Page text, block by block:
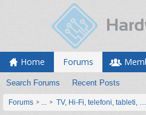
Home Forums
Search Forums Recent Posts
Forums ... TV, Hi-Fi, telefoni, tableti,